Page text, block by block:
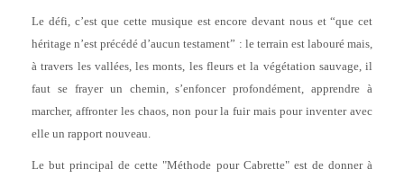
Le défi, c’est que cette musique est encore devant nous et “que cet
héritage n’est précédé d’aucun testament” : le terrain est labouré mais,
à travers les vallées, les monts, les fleurs et la végétation sauvage, il
faut se frayer un chemin, s’enfoncer profondément, apprendre à
marcher, affronter les chaos, non pour la fuir mais pour inventer avec
elle un rapport nouveau.
Le but principal de cette "Méthode pour Cabrette" est de donner à